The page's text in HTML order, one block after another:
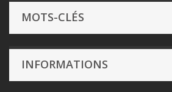
MOTS-CLÉS
INFORMATIONS